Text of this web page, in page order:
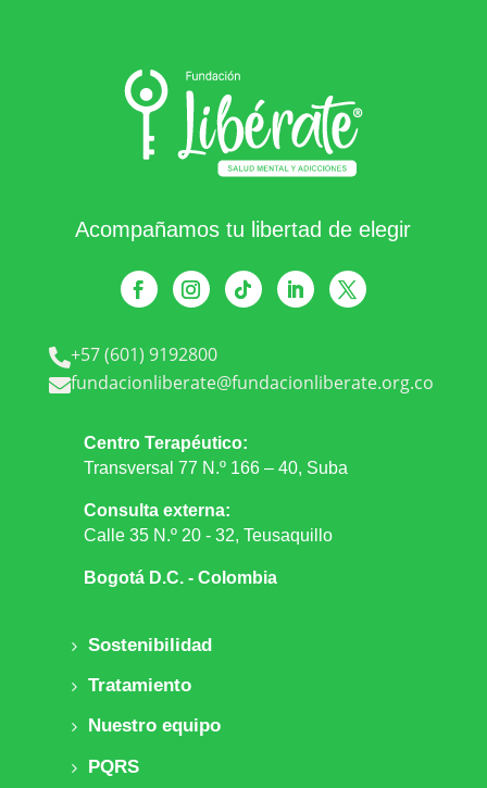
Acompañamos tu libertad de elegir
+57 (601) 9192800
fundacionliberate@fundacionliberate.org.co
Centro Terapéutico:
Transversal 77 N.º 166 – 40, Suba
Consulta externa:
Calle 35 N.º 20 - 32, Teusaquillo
Bogotá D.C. - Colombia
Sostenibilidad
Tratamiento
Nuestro equipo
PQRS